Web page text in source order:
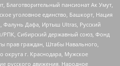
Благотворительный пансионат Ак Умут,
уголовное единство, Башкорт, Нация
Фалунь Дафа, Иртыш Ultras, Русский
РПК, Сибирский державный союз, Фонд
прав граждан, Штабы Навального,
округа г. Краснодара, Мужское
русского движения, Народное